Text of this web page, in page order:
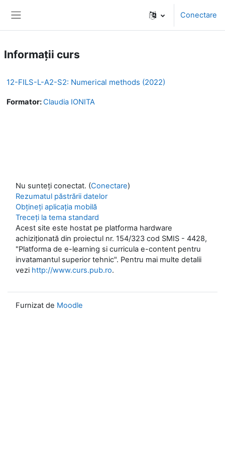
Conectare
Informații curs
12-FILS-L-A2-S2: Numerical methods (2022)
Formator:Claudia IONITA
Nu sunteți conectat. (Conectare)
Rezumatul păstrării datelor
Obțineți aplicația mobilă
Treceți la tema standard
Acest site este hostat pe platforma hardware
achiziționată din proiectul nr. 154/323 cod SMIS - 4428,
"Platforma de e-learning si curricula e-content pentru
invatamantul superior tehnic". Pentru mai multe detalii
vezi http://www.curs.pub.ro.
Furnizat de Moodle